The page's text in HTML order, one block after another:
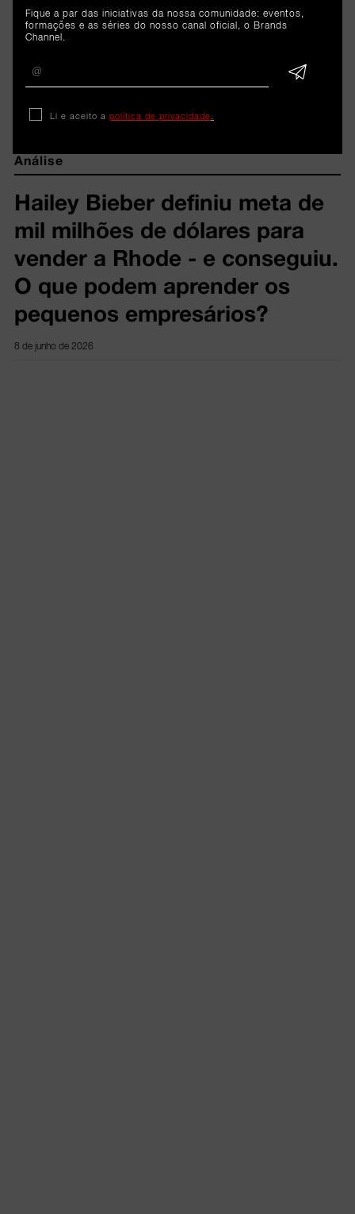
ARTIGOS
RELACIONADOS
Análise
Hailey Bieber definiu meta de
mil milhões de dólares para
vender a Rhode - e conseguiu.
O que podem aprender os
pequenos empresários?
8 de junho de 2026
Fique a par das iniciativas da nossa comunidade: eventos,
formações e as séries do nosso canal oficial, o Brands
Channel.
Li e aceito a política de privacidade